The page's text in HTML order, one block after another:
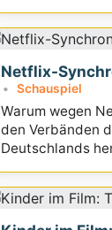
Netflix-
Schauspiel
Warum wegen
den Verbänden
Deutschlands